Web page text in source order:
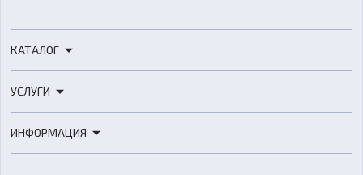
КАТАЛОГ
3D-сканеры
Расходные материалы
УСЛУГИ
3D-моделирование
ИНФОРМАЦИЯ